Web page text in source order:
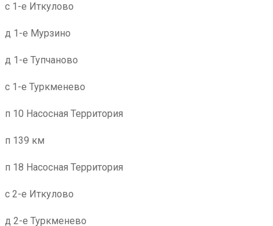
с 1-е Иткулово
д 1-е Мурзино
д 1-е Тупчаново
с 1-е Туркменево
п 10 Насосная Территория
п 139 км
п 18 Насосная Территория
с 2-е Иткулово
д 2-е Туркменево